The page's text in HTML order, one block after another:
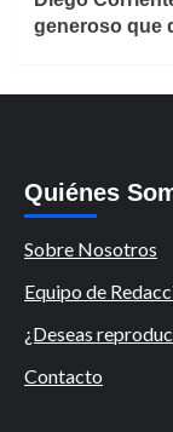
generoso que
Quiénes
Sobre Nosotros
Equipo de
¿Deseas
Contacto